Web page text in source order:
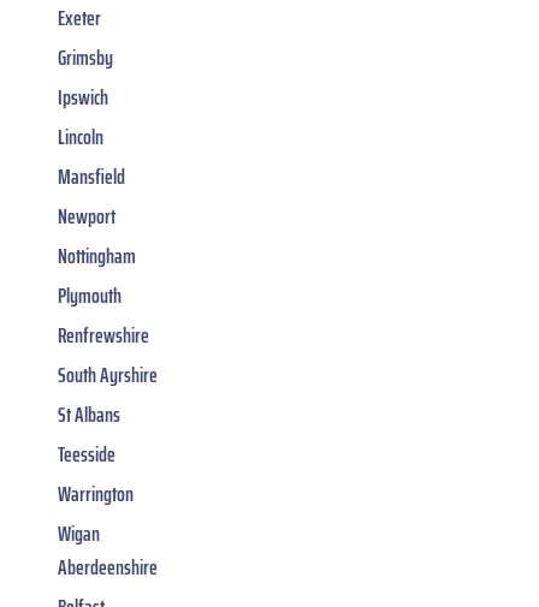
Exeter
Grimsby
Ipswich
Lincoln
Mansfield
Newport
Nottingham
Plymouth
Renfrewshire
South Ayrshire
St Albans
Teesside
Warrington
Wigan
Aberdeenshire